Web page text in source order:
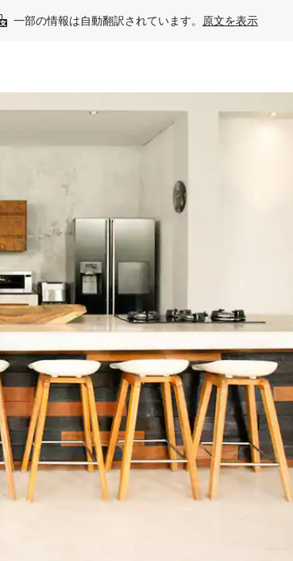
一部の情報は自動翻訳されています。 原文を表示
画面をタッチまたはスワイプして検索結果を確認する